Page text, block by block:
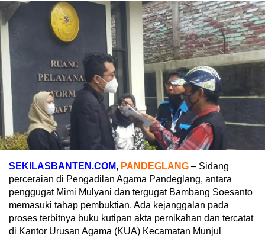
SEKILASBANTEN.COM, PANDEGLANG – Sidang
perceraian di Pengadilan Agama Pandeglang, antara
penggugat Mimi Mulyani dan tergugat Bambang Soesanto
memasuki tahap pembuktian. Ada kejanggalan pada
proses terbitnya buku kutipan akta pernikahan dan tercatat
di Kantor Urusan Agama (KUA) Kecamatan Munjul